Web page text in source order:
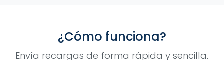
¿Cómo funciona?
Envía recargas de forma rápida y sencilla.